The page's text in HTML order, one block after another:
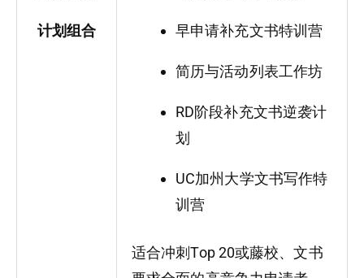
计划组合 早申请补充文书特训营
简历与活动列表工作坊
RD阶段补充文书逆袭计
划
UC加州大学文书写作特
训营
适合冲刺Top 20或藤校、文书